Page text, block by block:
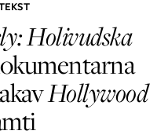
Holivudska
Hollywood